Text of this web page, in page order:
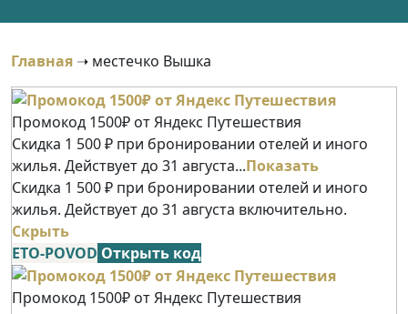
Главная ➝ местечко Вышка
Промокод 1500₽ от Яндекс Путешествия
Скидка 1 500 ₽ при бронировании отелей и иного
жилья. Действует до 31 августа...Показать
Скидка 1 500 ₽ при бронировании отелей и иного
жилья. Действует до 31 августа включительно.
Скрыть
ETO-POVOD Открыть код
Промокод 1500₽ от Яндекс Путешествия